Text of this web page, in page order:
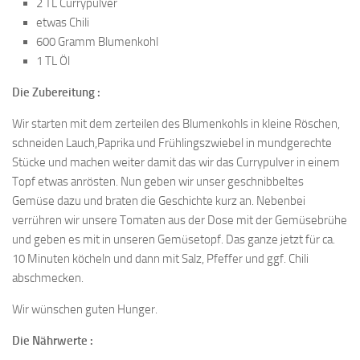
2 TL Currypulver
etwas Chili
600 Gramm Blumenkohl
1 TL Öl
Die Zubereitung :
Wir starten mit dem zerteilen des Blumenkohls in kleine Röschen,
schneiden Lauch,Paprika und Frühlingszwiebel in mundgerechte
Stücke und machen weiter damit das wir das Currypulver in einem
Topf etwas anrösten. Nun geben wir unser geschnibbeltes
Gemüse dazu und braten die Geschichte kurz an. Nebenbei
verrühren wir unsere Tomaten aus der Dose mit der Gemüsebrühe
und geben es mit in unseren Gemüsetopf. Das ganze jetzt für ca.
10 Minuten köcheln und dann mit Salz, Pfeffer und ggf. Chili
abschmecken.
Wir wünschen guten Hunger.
Die Nährwerte :